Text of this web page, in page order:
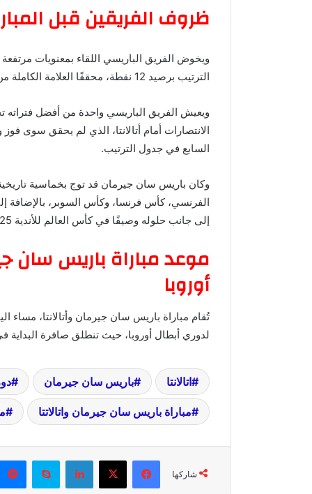
ظروف الفريقين قبل
ويخوض الفريق الباريسي اللقاء بمعنويات
الترتيب برصيد 12 نقطة، محققًا العلامة الكاملة من أربع مباريات.
ويعيش الفريق الباريسي واحدة من أفضل
الانتصارات أمام أتالانتا، الذي لم يحقق سوى
السابع في جدول الترتيب.
وكان باريس سان جيرمان قد توج بخماسية
الفرنسي، كأس فرنسا، وكأس السوبر، بالإضافة
إلى جانب حلوله وصيفًا في كأس العالم للأندية 2025 التي أقيمت في الولايات المتحدة الأمريكية.
موعد مباراة باريس سان
أوروبا
تُقام مباراة باريس سان جيرمان وأتالانتا،
لدوري أبطال أوروبا، حيث تنطلق صافرة
اتالانتا باريس سان جيرمان
مباراة باريس سان جيرمان واتالاتتا
شاركها
فيسبوك X لينكدإن سكايب